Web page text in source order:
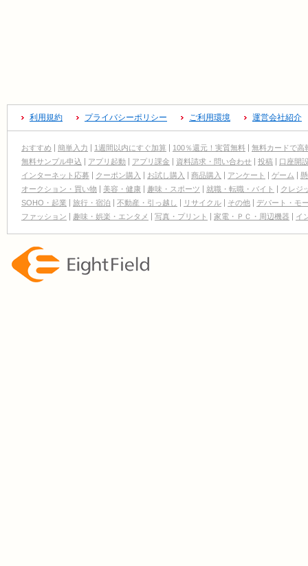
利用規約 プライバシーポリシー ご利用環境 運営会社紹介
おすすめ 簡単入力 1週間以内にすぐ加算 100％還元！実質無料
無料カードで高
無料サンプル申込
アプリ起動 アプリ課金 資料請求・問い合わせ 投稿
口座開
インターネット応募
クーポン購入 お試し購入 商品購入 アンケート ゲーム
オークション・買い物
美容・健康 趣味・スポーツ 就職・転職・バイト
クレジ
SOHO・起業
旅行・宿泊 不動産・引っ越し リサイクル その他
デパート・モ
ファッション
趣味・娯楽・エンタメ 写真・プリント 家電・ＰＣ・周辺機器 イ